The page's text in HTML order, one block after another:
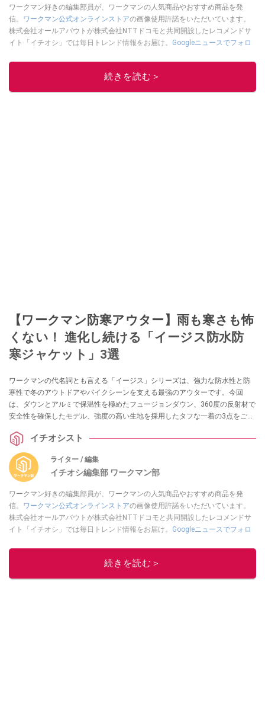
ワークマン好きの編集部員が、ワークマンの人気商品やおすすめ商品を発
信。 ワークマン公式オンラインストアの画像使用許諾をいただいています。
株式会社オールアバウトが株式会社NTTドコモと共同開設したレコメンドサ
イト「イチオシ」では毎日トレンド情報をお届け。 Googleニュースでフォロ
このイチオシストの他の記事を読む
続きを読む＞
【ワークマン防寒アウター】雨も寒さも怖
くない！ 進化し続ける「イージス防水防
寒ジャケット」3選
ワークマンの代名詞とも言える「イージス」シリーズは、強力な防水性と防
寒性で冬のアウトドアやバイクシーンを支える最強のアウターです。今回
は、ダウンとアルミで保温性を極めたフュージョンダウン、360度の反射材で
安全性を確保したモデル、強度の高い生地を採用したタフな一着の3点をご紹
イチオシスト
ライター / 編集
イチオシ編集部 ワークマン部
ワークマン好きの編集部員が、ワークマンの人気商品やおすすめ商品を発
信。 ワークマン公式オンラインストアの画像使用許諾をいただいています。
株式会社オールアバウトが株式会社NTTドコモと共同開設したレコメンドサ
イト「イチオシ」では毎日トレンド情報をお届け。 Googleニュースでフォロ
このイチオシストの他の記事を読む
続きを読む＞